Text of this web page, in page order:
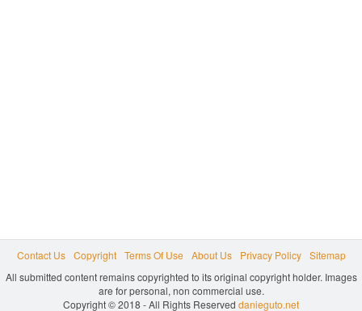
Contact Us Copyright Terms Of Use About Us Privacy Policy
Sitemap
All submitted content remains copyrighted to its original copyright holder. Images
are for personal, non commercial use.
Copyright © 2018 - All Rights Reserved danieguto.net